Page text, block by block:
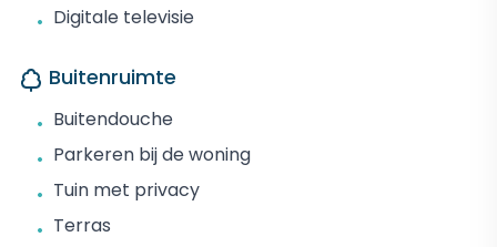
• Digitale televisie
Buitenruimte
• Buitendouche
• Parkeren bij de woning
• Tuin met privacy
• Terras